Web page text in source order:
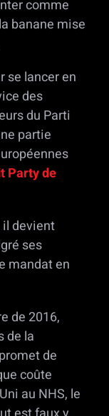
comme
banane mise
se lancer en
des
du Parti
partie
Party de
il devient
ses
mandat en
de 2016,
de la
de
coûte
au NHS, le